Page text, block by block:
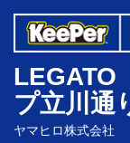
LEGATO
プ立川通
ヤマヒロ株式会社